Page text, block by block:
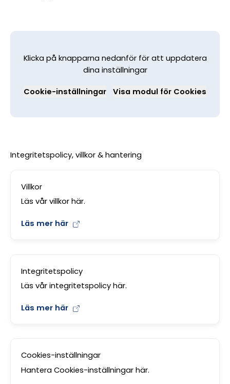
Klicka på knapparna nedanför för att uppdatera
dina inställningar
Cookie-inställningar
Visa modul för Cookies
Integritetspolicy, villkor & hantering
Villkor
Läs vår villkor här.
Läs mer här
Integritetspolicy
Läs vår integritetspolicy här.
Läs mer här
Cookies-inställningar
Hantera Cookies-inställningar här.